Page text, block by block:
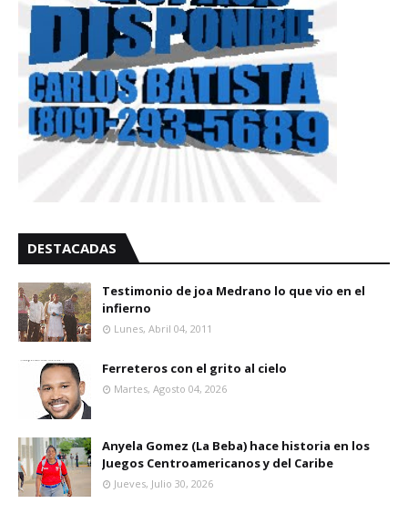
DESTACADAS
Testimonio de joa Medrano lo que vio en el
infierno
Lunes, Abril 04, 2011
Ferreteros con el grito al cielo
Martes, Agosto 04, 2026
Anyela Gomez (La Beba) hace historia en los
Juegos Centroamericanos y del Caribe
Jueves, Julio 30, 2026